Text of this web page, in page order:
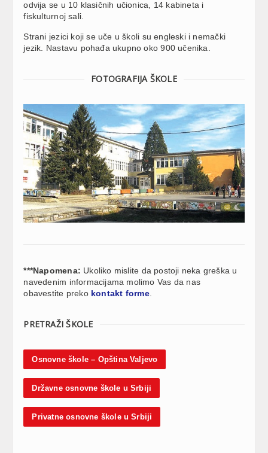
odvija se u 10 klasičnih učionica, 14 kabineta i
fiskulturnoj sali.
Strani jezici koji se uče u školi su engleski i nemački
jezik. Nastavu pohađa ukupno oko 900 učenika.
FOTOGRAFIJA ŠKOLE
***Napomena: Ukoliko mislite da postoji neka greška u
navedenim informacijama molimo Vas da nas
obavestite preko kontakt forme.
PRETRAŽI ŠKOLE
Osnovne škole – Opština Valjevo
Državne osnovne škole u Srbiji
Privatne osnovne škole u Srbiji